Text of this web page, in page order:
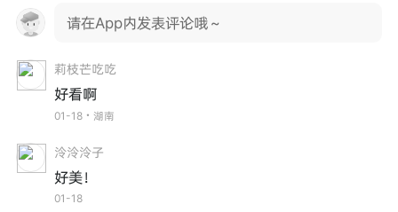
请在App内发表评论哦～
莉枝芒吃吃
好看啊
01-18・湖南
泠泠泠子
好美！
01-18